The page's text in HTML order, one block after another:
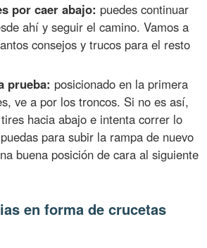
por caer abajo: puedes continuar
ahí y seguir el camino. Vamos a
consejos y trucos para el resto
prueba: posicionado en la primera
ve a por los troncos. Si no es así,
hacia abajo e intenta correr lo
para subir la rampa de nuevo
buena posición de cara al siguiente
en forma de crucetas